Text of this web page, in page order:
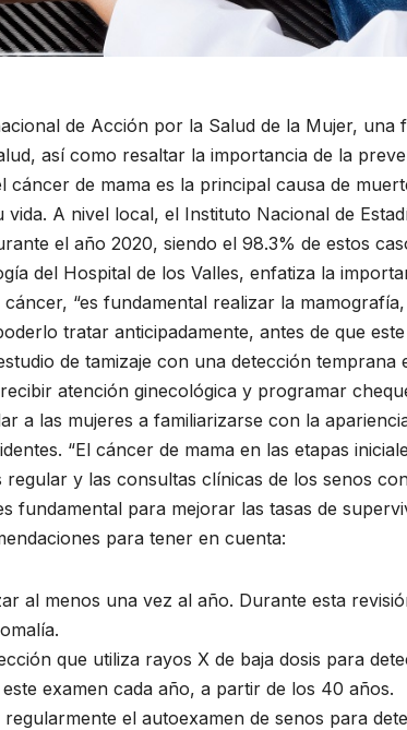
de Acción por la Salud de la Mujer,
así como resaltar la importancia de la
de mama es la principal causa de
A nivel local, el Instituto Nacional de
el año 2020, siendo el 98.3% de estos
del Hospital de los Valles, enfatiza la
“es fundamental realizar la
tratar anticipadamente, antes de que
de tamizaje con una detección
atención ginecológica y programar
a las mujeres a familiarizarse con la
“El cáncer de mama en las etapas
y las consultas clínicas de los senos
fundamental para mejorar las tasas de
para tener en cuenta:
al menos una vez al año. Durante esta
que utiliza rayos X de baja dosis para
examen cada año, a partir de los 40 años.
el autoexamen de senos para